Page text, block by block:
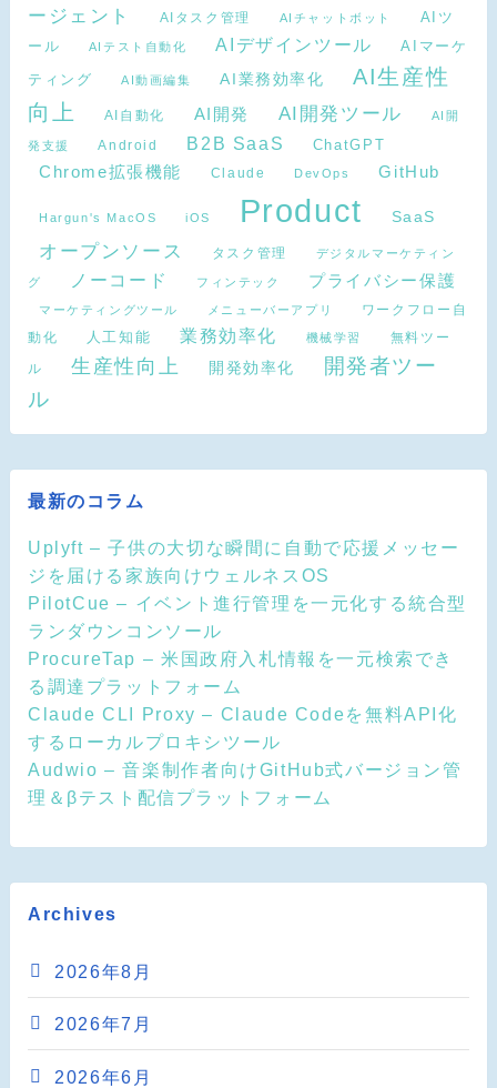
ージェント
AIタスク管理 AIチャットボット
AIツ
ール
AIテスト自動化 AIデザインツール
AIマーケ
ティング
AI動画編集 AI業務効率化
AI生産性
向上
AI自動化 AI開発 AI開発ツール AI開
発支援 Android B2B SaaS ChatGPT
Chrome拡張機能 Claude DevOps GitHub
Hargun's MacOS iOS Product SaaS
オープンソース タスク管理 デジタルマーケティン
グ ノーコード フィンテック プライバシー保護
マーケティングツール メニューバーアプリ
ワークフロー自
動化
人工知能 業務効率化 機械学習
無料ツー
ル
生産性向上 開発効率化
開発者ツー
ル
最新のコラム
Uplyft – 子供の大切な瞬間に自動で応援メッセー
ジを届ける家族向けウェルネスOS
PilotCue – イベント進行管理を一元化する統合型
ランダウンコンソール
ProcureTap – 米国政府入札情報を一元検索でき
る調達プラットフォーム
Claude CLI Proxy – Claude Codeを無料API化
するローカルプロキシツール
Audwio – 音楽制作者向けGitHub式バージョン管
理＆βテスト配信プラットフォーム
Archives
2026年8月
2026年7月
2026年6月